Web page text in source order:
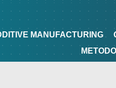
DI PROGETTAZIONE
MANUFACTURING